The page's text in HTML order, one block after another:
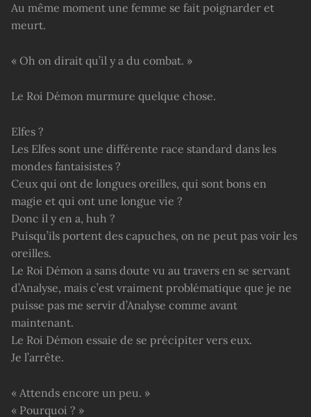
Au même moment une femme se fait poignarder et
meurt.
« Oh on dirait qu’il y a du combat. »
Le Roi Démon murmure quelque chose.
Elfes ?
Les Elfes sont une différente race standard dans les
mondes fantaisistes ?
Ceux qui ont de longues oreilles, qui sont bons en
magie et qui ont une longue vie ?
Donc il y en a, huh ?
Puisqu’ils portent des capuches, on ne peut pas voir les
oreilles.
Le Roi Démon a sans doute vu au travers en se servant
d’Analyse, mais c’est vraiment problématique que je ne
puisse pas me servir d’Analyse comme avant
maintenant.
Le Roi Démon essaie de se précipiter vers eux.
Je l’arrête.
« Attends encore un peu. »
« Pourquoi ? »